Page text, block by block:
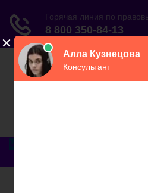
ЮристВзаконе